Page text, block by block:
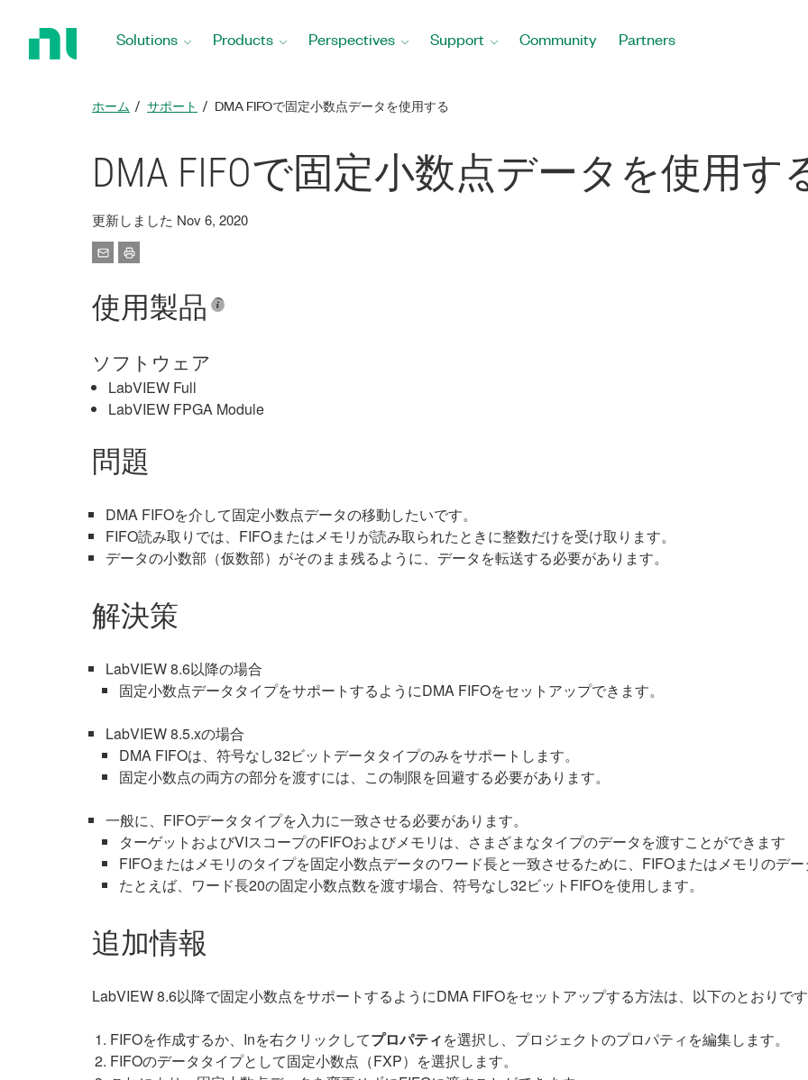
Solutions Products Perspectives Support Community Partners
ホーム サポート DMA FIFOで固定小数点データを使用する
DMA FIFOで固定小数点データを使用す
更新しました Nov 6, 2020
使用製品
ソフトウェア
LabVIEW Full
LabVIEW FPGA Module
問題
DMA FIFOを介して固定小数点データの移動したいです。
FIFO読み取りでは、FIFOまたはメモリが読み取られたときに整数だけを受け取ります。
データの小数部（仮数部）がそのまま残るように、データを転送する必要があります。
解決策
LabVIEW 8.6以降の場合
固定小数点データタイプをサポートするようにDMA FIFOをセットアップできます。
LabVIEW 8.5.xの場合
DMA FIFOは、符号なし32ビットデータタイプのみをサポートします。
固定小数点の両方の部分を渡すには、この制限を回避する必要があります。
一般に、FIFOデータタイプを入力に一致させる必要があります。
ターゲットおよびVIスコープのFIFOおよびメモリは、さまざまなタイプのデータを渡すことができます
FIFOまたはメモリのタイプを固定小数点データのワード長と一致させるために、FIFOまたはメモリのデー
たとえば、ワード長20の固定小数点数を渡す場合、符号なし32ビットFIFOを使用します。
追加情報
LabVIEW 8.6以降で固定小数点をサポートするようにDMA FIFOをセットアップする方法は、以下のとおりです
FIFOを作成するか、Inを右クリックしてプロパティを選択し、プロジェクトのプロパティを編集します。
FIFOのデータタイプとして固定小数点（FXP）を選択します。